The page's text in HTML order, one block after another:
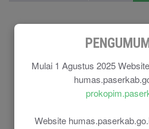
Mulai 1 Agustus 2025
Website